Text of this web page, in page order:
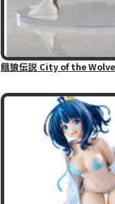
餓狼伝説 City of the